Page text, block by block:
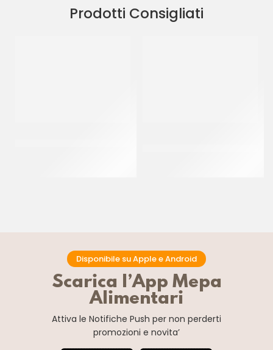
Prodotti Consigliati
Disponibile su Apple e Android
Scarica l’App Mepa
Alimentari
Attiva le Notifiche Push per non perderti
promozioni e novita’